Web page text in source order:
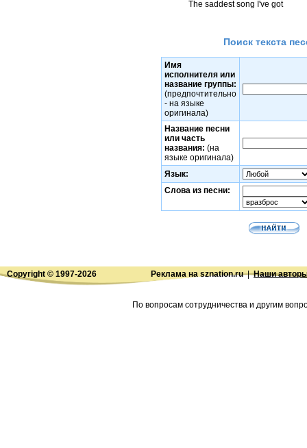
Поиск текста
Имя
исполнителя или
название группы:
(предпочтительно
- на языке
оригинала)
Название песни
или часть
названия: (на
языке оригинала)
Язык:
Слова из песни:
Copyright © 1997-2026 Реклама на sznation.ru|Наши
По вопросам сотрудничества и другим